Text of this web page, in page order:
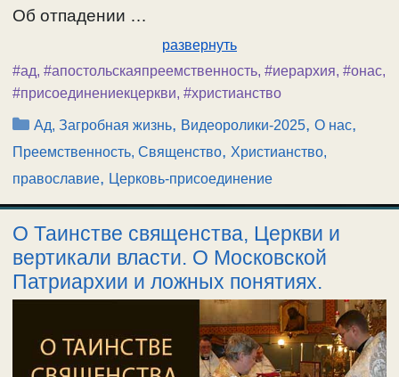
Об отпадении …
развернуть
#ад, #апостольскаяпреемственность, #иерархия, #онас,
#присоединениекцеркви, #христианство
Рубрики
Ад, Загробная жизнь, Видеоролики-2025,О нас,
Преемственность, Священство, Христианство,
православие, Церковь-присоединение
О Таинстве священства, Церкви и
вертикали власти. О Московской
Патриархии и ложных понятиях.